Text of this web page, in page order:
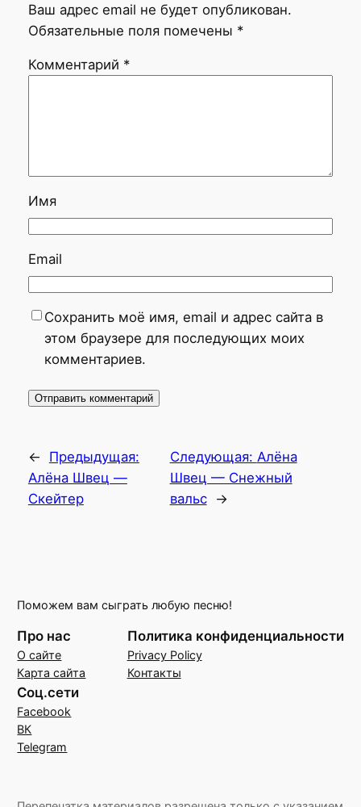
Ваш адрес email не будет опубликован.
Обязательные поля помечены *
Комментарий *
Имя
Email
Сохранить моё имя, email и адрес сайта в
этом браузере для последующих моих
комментариев.
←
Предыдущая:
Алёна Швец —
Скейтер
Следующая: Алёна
Швец — Снежный
вальс
→
Поможем вам сыграть любую песню!
Про нас
О сайте
Карта сайта
Политика конфиденциальности
Privacy Policy
Контакты
Соц.сети
Facebook
ВК
Telegram